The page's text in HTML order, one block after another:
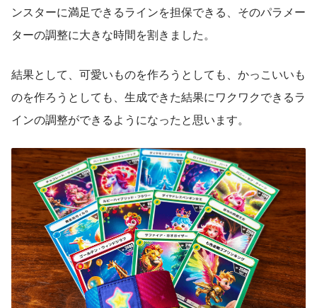
ンスターに満足できるラインを担保できる、そのパラメー
ターの調整に大きな時間を割きました。
結果として、可愛いものを作ろうとしても、かっこいいも
のを作ろうとしても、生成できた結果にワクワクできるラ
インの調整ができるようになったと思います。